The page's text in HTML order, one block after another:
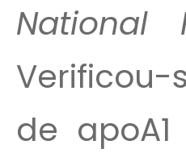
National
Verificou-
de